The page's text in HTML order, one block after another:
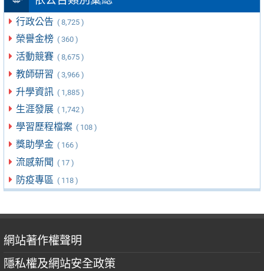
行政公告 ( 8,725 )
榮譽金榜 ( 360 )
活動競賽 ( 8,675 )
教師研習 ( 3,966 )
升學資訊 ( 1,885 )
生涯發展 ( 1,742 )
學習歷程檔案 ( 108 )
獎助學金 ( 166 )
流感新聞 ( 17 )
防疫專區 ( 118 )
網站著作權聲明
隱私權及網站安全政策